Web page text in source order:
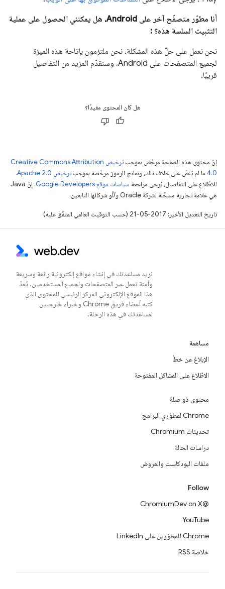
أنا مطوّر متصفّح آخر على Android، هل يمكنني الحصول على عملية
التثبيت السلسة هذه؟ :
نحن نعمل على حلّ هذه المشكلة. نحن ملتزمون بإتاحة هذه الميزة
لجميع المتصفحات على Android، وسنقدّم المزيد من التفاصيل
قريبًا.
هل كان المحتوى مفيدًا؟
إنّ محتوى هذه الصفحة مرخّص بموجب
ترخيص Creative Commons Attribution
4.0‏ ما لم يُنصّ على خلاف ذلك، ونماذج الرموز مرخّصة بموجبترخيص Apache 2.0‏
.
للاطّلاع على التفاصيل، يُرجى مراجعة سياسات موقع Google Developers‏
. إنّ Java
هي علامة تجارية مسجَّلة لشركة Oracle و/أو شركائها التابعين.
تاريخ التعديل الأخير: 2017-05-21 (حسب التوقيت العالمي المتفَّق عليه)
نريد مساعدتك في إنشاء مواقع إلكترونية رائعة وسريعة
وآمنة تعمل عبر المتصفحات ولجميع المستخدمين. يُعدّ
هذا الموقع الإلكتروني المركز الرئيسي للمحتوى الذي
كتبه أعضاء فريق Chrome وخبراء خارجيين
لمساعدتك في هذه الرحلة.
مساهمة
الإبلاغ عن خطأ
الاطّلاع على المشاكل المفتوحة
محتوى ذو صلة
Chrome لمطوّري البرامج
تحديثات Chromium
دراسات الحالة
ملفات البودكاست والعروض
Follow
@ChromiumDev on X
YouTube
Chrome للمطوّرين على LinkedIn
خلاصة RSS